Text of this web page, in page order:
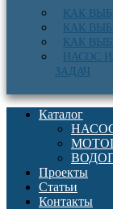
КАК
КАК
КАК
НАСОС
ЗАДАЧ
Каталог
Проекты
Статьи
Контакты